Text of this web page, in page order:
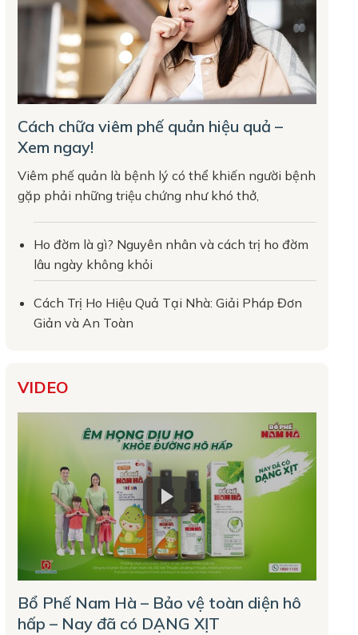
Cách chữa viêm phế quản hiệu quả –
Xem ngay!
Viêm phế quản là bệnh lý có thể khiến người bệnh
gặp phải những triệu chứng như khó thở,
Ho đờm là gì? Nguyên nhân và cách trị ho đờm
lâu ngày không khỏi
Cách Trị Ho Hiệu Quả Tại Nhà: Giải Pháp Đơn
Giản và An Toàn
VIDEO
Bổ Phế Nam Hà – Bảo vệ toàn diện hô
hấp – Nay đã có DẠNG XỊT